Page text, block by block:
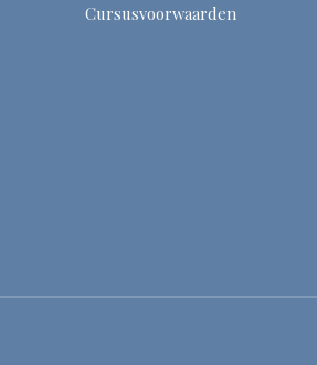
Cursusvoorwaarden